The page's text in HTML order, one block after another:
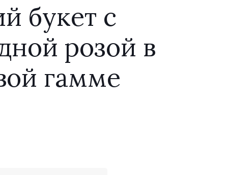
букет с
розой в
гамме